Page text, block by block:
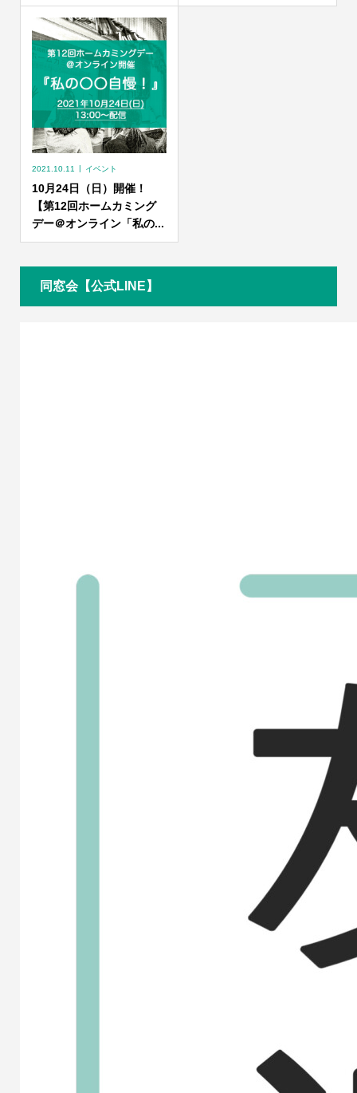
2021.10.11 イベント
10月24日（日）開催！
【第12回ホームカミング
デー＠オンライン「私の...
同窓会【公式LINE】